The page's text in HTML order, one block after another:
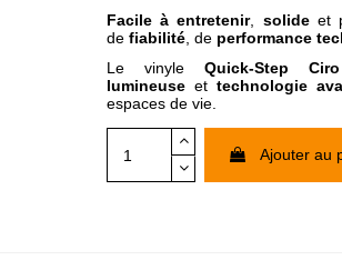
Facile à entretenir, solideet
de fiabilité , de performance
Le vinyleQuick-Step
lumineuse et technologie
espaces de vie.
Ajouter au